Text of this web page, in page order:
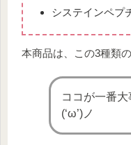
システインペプ
本商品は、この3種類
ココが一番
(‘ω’)ノ